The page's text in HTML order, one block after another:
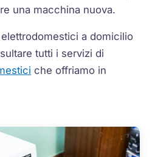
una macchina nuova.
a domicilio
tutti i servizi di
che offriamo in